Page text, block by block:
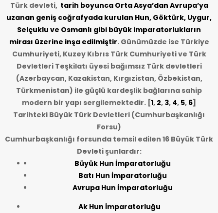
Türk devleti, tarih boyunca Orta Asya’dan Avrupa’ya
uzanan geniş coğrafyada kurulan Hun, Göktürk, Uygur,
Selçuklu ve Osmanlı gibi büyük imparatorlukların
mirası üzerine inşa edilmiştir. Günümüzde ise Türkiye
Cumhuriyeti, Kuzey Kıbrıs Türk Cumhuriyeti ve Türk
Devletleri Teşkilatı üyesi bağımsız Türk devletleri
(Azerbaycan, Kazakistan, Kırgızistan, Özbekistan,
Türkmenistan) ile güçlü kardeşlik bağlarına sahip
modern bir yapı sergilemektedir. [1, 2, 3, 4, 5, 6]
Tarihteki Büyük Türk Devletleri (Cumhurbaşkanlığı
Forsu)
Cumhurbaşkanlığı forsunda temsil edilen 16 Büyük Türk
Devleti şunlardır:
Büyük Hun İmparatorluğu
Batı Hun İmparatorluğu
Avrupa Hun İmparatorluğu
Ak Hun İmparatorluğu